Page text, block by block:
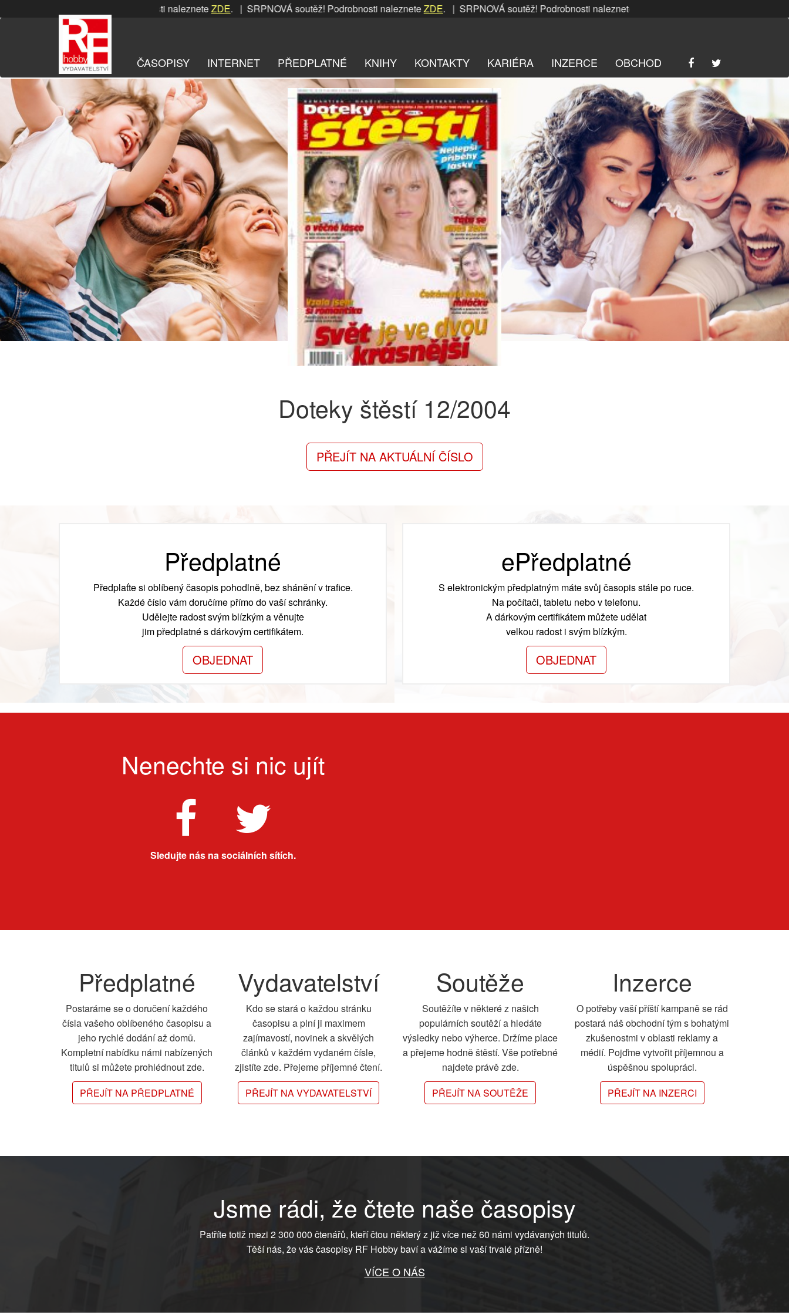
na
soutěž! Podrobnosti nalezneteZDE. | SRPNOVÁ soutěž! Podrobnosti nalezneteZDE. | SRPNOVÁ soutěž! Podrobnosti nalezneteZDE. | SRPNOVÁ soutěž! Podrobnosti
ČASOPISY INTERNET PŘEDPLATNÉ KNIHY KONTAKTY KARIÉRA INZERCE OBCHOD
Doteky štěstí 12/2004
PŘEJÍT NA AKTUÁLNÍ ČÍSLO
Předplatné
Předplaťte si oblíbený časopis pohodlně, bez shánění v trafice.
Každé číslo vám doručíme přímo do vaší schránky.
Udělejte radost svým blízkým a věnujte
jim předplatné s dárkovým certifikátem.
OBJEDNAT
ePředplatné
S elektronickým předplatným máte svůj časopis stále po ruce.
Na počítači, tabletu nebo v telefonu.
A dárkovým certifikátem můžete udělat
velkou radost i svým blízkým.
OBJEDNAT
Nenechte si nic ujít
Sledujte nás na sociálních sítích.
Předplatné
Postaráme se o doručení každého
čísla vašeho oblíbeného časopisu a
jeho rychlé dodání až domů.
Kompletní nabídku námi nabízených
titulů si můžete prohlédnout zde.
PŘEJÍT NA PŘEDPLATNÉ
Vydavatelství
Kdo se stará o každou stránku
časopisu a plní ji maximem
zajímavostí, novinek a skvělých
článků v každém vydaném čísle,
zjistíte zde. Přejeme příjemné čtení.
PŘEJÍT NA VYDAVATELSTVÍ
Soutěže
Soutěžíte v některé z našich
populárních soutěží a hledáte
výsledky nebo výherce. Držíme place
a přejeme hodně štěstí. Vše potřebné
najdete právě zde.
PŘEJÍT NA SOUTĚŽE
Inzerce
O potřeby vaší příští kampaně se rád
postará náš obchodní tým s bohatými
zkušenostmi v oblasti reklamy a
médií. Pojďme vytvořit příjemnou a
úspěšnou spolupráci.
PŘEJÍT NA INZERCI
Jsme rádi, že čtete naše časopisy
Patříte totiž mezi 2 300 000 čtenářů, kteří čtou některý z již více než 60 námi vydávaných titulů.
Těší nás, že vás časopisy RF Hobby baví a vážíme si vaší trvalé přízně!
VÍCE O NÁS